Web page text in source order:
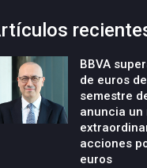
BBVA
de euros
semestre
anuncia un
acciones
euros